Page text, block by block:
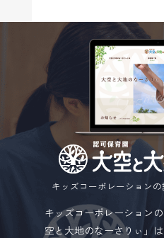
キッズコーポレーション
キッズコーポレーション
空と大地のなーさりぃ」